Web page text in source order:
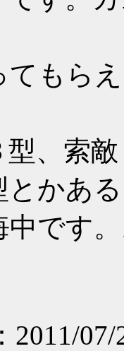
てもら
型、索
とかあ
中です
：2011/